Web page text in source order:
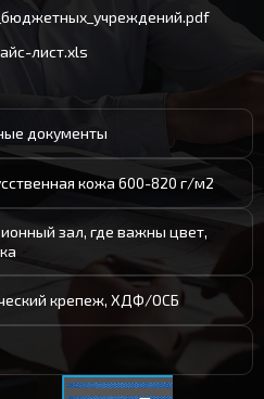
лист.xls
документы
кожа 600-820 г/м2
зал, где важны цвет,
крепеж, ХДФ/ОСБ